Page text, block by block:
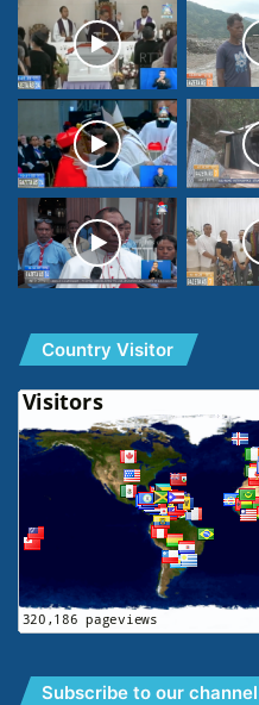
Country Visitor
Subscribe to our channel